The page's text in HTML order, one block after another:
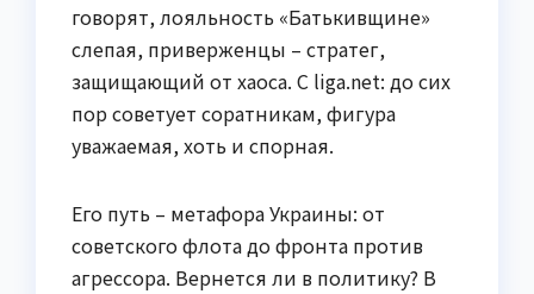
говорят, лояльность «Батькивщине»
слепая, приверженцы – стратег,
защищающий от хаоса. С liga.net: до сих
пор советует соратникам, фигура
уважаемая, хоть и спорная.
Его путь – метафора Украины: от
советского флота до фронта против
агрессора. Вернется ли в политику? В